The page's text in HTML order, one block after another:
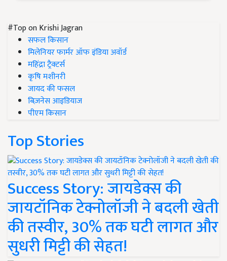
#Top on Krishi Jagran
सफल किसान
मिलेनियर फार्मर ऑफ इंडिया अवॉर्ड
महिंद्रा ट्रैक्टर्स
कृषि मशीनरी
जायद की फसल
बिज़नेस आइडियाज
पीएम किसान
Top Stories
Success Story: जायडेक्स की
जायटॉनिक टेक्नोलॉजी ने बदली खेती
की तस्वीर, 30% तक घटी लागत और
सुधरी मिट्टी की सेहत!